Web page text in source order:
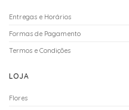
Entregas e Horários
Formas de Pagamento
Termos e Condições
LOJA
Flores